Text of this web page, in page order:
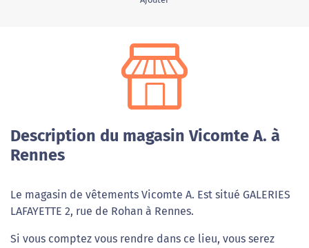
Description du magasin Vicomte A. à
Rennes
Le magasin de vêtements Vicomte A. Est situé GALERIES
LAFAYETTE 2, rue de Rohan à Rennes.
Si vous comptez vous rendre dans ce lieu, vous serez